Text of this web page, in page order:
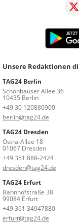
Unsere Redaktionen
TAG24 Berlin
Schönhauser Allee 36
10435 Berlin
+49 30 120880900
berlin@tag24.de
TAG24 Dresden
Ostra-Allee 18
01067 Dresden
+49 351 888-2424
dresden@tag24.de
TAG24 Erfurt
Bahnhofstraße 38
99084 Erfurt
+49 361 34947880
erfurt@tag24.de